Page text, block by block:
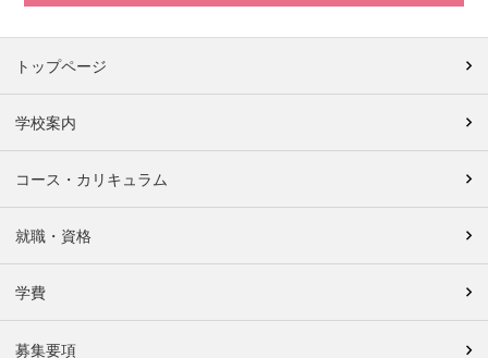
トップページ
学校案内
コース・カリキュラム
就職・資格
学費
募集要項